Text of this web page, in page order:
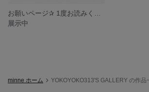
展示中
minne ホーム YOKOYOKO313'S GALLERY の作品